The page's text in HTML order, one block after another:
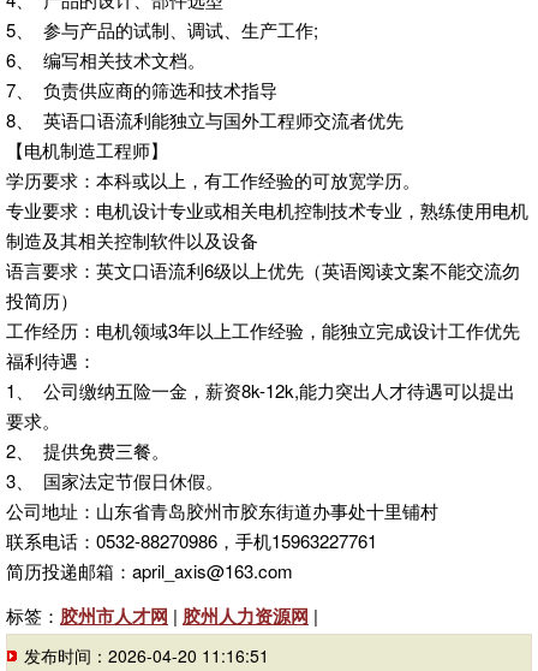
5、 参与产品的试制、调试、生产工作;
6、 编写相关技术文档。
7、 负责供应商的筛选和技术指导
8、 英语口语流利能独立与国外工程师交流者优先
【电机制造工程师】
学历要求：本科或以上，有工作经验的可放宽学历。
专业要求：电机设计专业或相关电机控制技术专业，熟练使用电机
制造及其相关控制软件以及设备
语言要求：英文口语流利6级以上优先（英语阅读文案不能交流勿
投简历）
工作经历：电机领域3年以上工作经验，能独立完成设计工作优先
福利待遇：
1、 公司缴纳五险一金，薪资8k-12k,能力突出人才待遇可以提出
要求。
2、 提供免费三餐。
3、 国家法定节假日休假。
公司地址：山东省青岛胶州市胶东街道办事处十里铺村
联系电话：0532-88270986，手机15963227761
简历投递邮箱：april_axis@163.com
标签： 胶州市人才网 | 胶州人力资源网 |
发布时间：2026-04-20 11:16:51